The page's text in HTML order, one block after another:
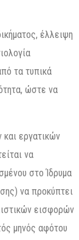
έλλειψη
τα τυπικά
ώστε να
και εργατικών
να
στο Ίδρυμα
να προκύπτει
εισφορών
μηνός αφότου